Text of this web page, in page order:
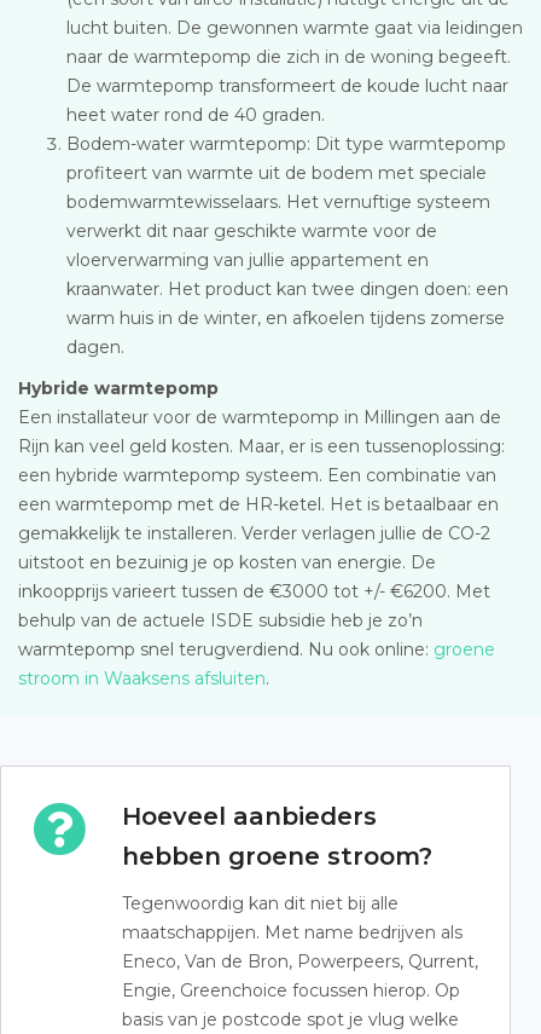
lucht buiten. De gewonnen warmte gaat via leidingen
naar de warmtepomp die zich in de woning begeeft.
De warmtepomp transformeert de koude lucht naar
heet water rond de 40 graden.
Bodem-water warmtepomp: Dit type warmtepomp
profiteert van warmte uit de bodem met speciale
bodemwarmtewisselaars. Het vernuftige systeem
verwerkt dit naar geschikte warmte voor de
vloerverwarming van jullie appartement en
kraanwater. Het product kan twee dingen doen: een
warm huis in de winter, en afkoelen tijdens zomerse
dagen.
Hybride warmtepomp
Een installateur voor de warmtepomp in Millingen aan de
Rijn kan veel geld kosten. Maar, er is een tussenoplossing:
een hybride warmtepomp systeem. Een combinatie van
een warmtepomp met de HR-ketel. Het is betaalbaar en
gemakkelijk te installeren. Verder verlagen jullie de CO-2
uitstoot en bezuinig je op kosten van energie. De
inkoopprijs varieert tussen de €3000 tot +/- €6200. Met
behulp van de actuele ISDE subsidie heb je zo’n
warmtepomp snel terugverdiend. Nu ook online: groene
stroom in Waaksens afsluiten.
Hoeveel aanbieders
hebben groene stroom?
Tegenwoordig kan dit niet bij alle
maatschappijen. Met name bedrijven als
Eneco, Van de Bron, Powerpeers, Qurrent,
Engie, Greenchoice focussen hierop. Op
basis van je postcode spot je vlug welke